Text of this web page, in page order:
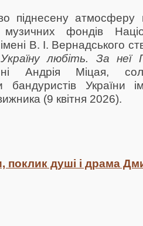
піднесену атмосферу
музичних фондів
В. І. Вернадського
любіть. За неї
Андрія Міцая,
бандуристів України
(9 квітня 2026).
поклик душі і драма